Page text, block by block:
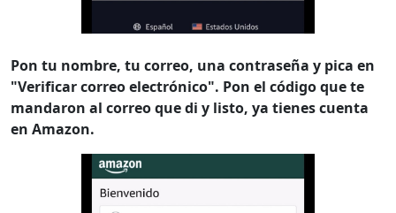
Pon tu nombre, tu correo, una contraseña y pica en
"Verificar correo electrónico". Pon el código que te
mandaron al correo que di y listo, ya tienes cuenta
en Amazon.